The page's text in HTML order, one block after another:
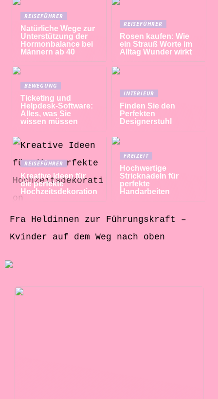
REISEFÜHRER
Natürliche Wege zur
Unterstützung der
Hormonbalance bei
Männern ab 40
REISEFÜHRER
Rosen kaufen: Wie
ein Strauß Worte im
Alltag Wunder wirkt
BEWEGUNG
Ticketing und
Helpdesk-Software:
Alles, was Sie
wissen müssen
INTERIEUR
Finden Sie den
Perfekten
Designerstuhl
REISEFÜHRER
Kreative Ideen für
die perfekte
Hochzeitsdekoration
FREIZEIT
Hochwertige
Stricknadeln für
perfekte
Handarbeiten
Fra Heldinnen zur Führungskraft –
Kvinder auf dem Weg nach oben